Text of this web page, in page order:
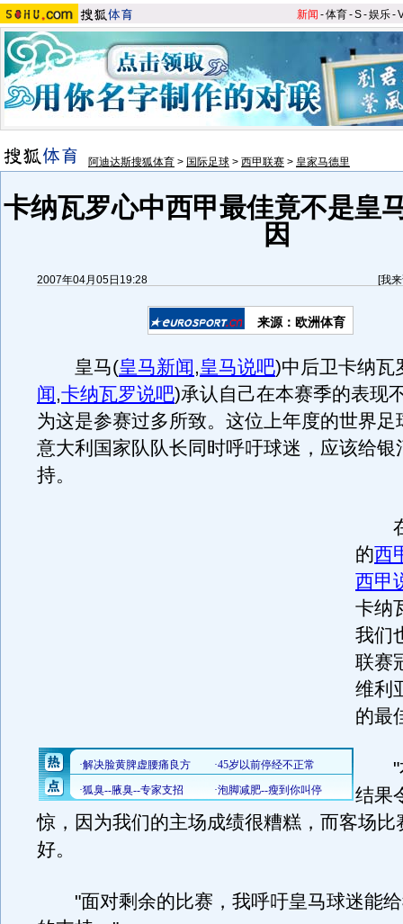
新闻 -体育-S-娱乐-
阿迪达斯搜狐体育 > 国际足球 > 西甲联赛 > 皇家马德里
卡纳瓦罗心中西甲最佳竟不是皇
因
2007年04月05日19:28 [我
来源：欧洲体育
皇马(皇马新闻,皇马说吧)中后卫卡纳瓦
闻,卡纳瓦罗说吧)承认自己在本赛季的表现
为这是参赛过多所致。这位上年度的世界足
意大利国家队队长同时呼吁球迷，应该给银
持。
在
的西
西甲
卡纳
我们
联赛
维利
的最
"本
结果
惊，因为我们的主场成绩很糟糕，而客场比
好。
"面对剩余的比赛，我呼吁皇马球迷能给